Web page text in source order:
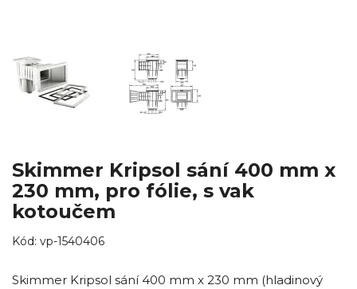
Skimmer Kripsol sání 400 mm x
230 mm, pro fólie, s vak
kotoučem
Kód: vp-1540406
Skimmer Kripsol sání 400 mm x 230 mm (hladinový